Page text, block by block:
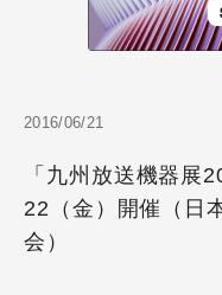
2016/06/21
「九州放送機器展
22（金）開催（日
会）